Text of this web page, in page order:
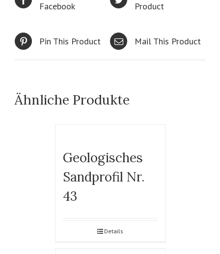
Facebook
Product
Pin This Product Mail This Product
Ähnliche Produkte
Geologisches
Sandprofil Nr.
43
Details